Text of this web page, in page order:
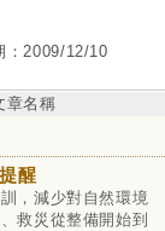
：2009/12/10
章名稱
醒
，減少對自然環境
救災從整備開始到